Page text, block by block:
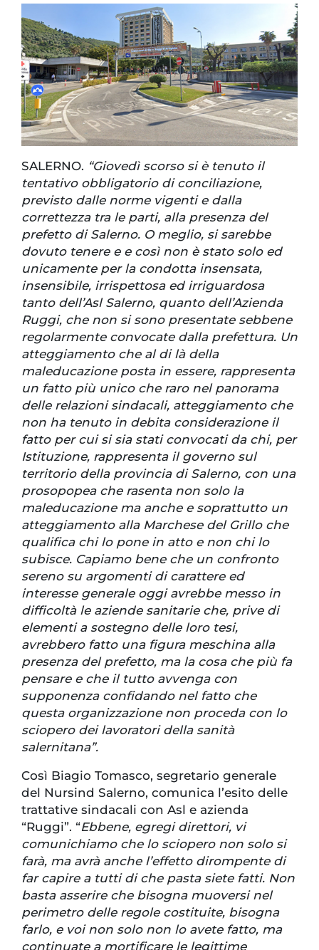
SALERNO. “Giovedì scorso si è tenuto il
tentativo obbligatorio di conciliazione,
previsto dalle norme vigenti e dalla
correttezza tra le parti, alla presenza del
prefetto di Salerno. O meglio, si sarebbe
dovuto tenere e e così non è stato solo ed
unicamente per la condotta insensata,
insensibile, irrispettosa ed irriguardosa
tanto dell’Asl Salerno, quanto dell’Azienda
Ruggi, che non si sono presentate sebbene
regolarmente convocate dalla prefettura. Un
atteggiamento che al di là della
maleducazione posta in essere, rappresenta
un fatto più unico che raro nel panorama
delle relazioni sindacali, atteggiamento che
non ha tenuto in debita considerazione il
fatto per cui si sia stati convocati da chi, per
Istituzione, rappresenta il governo sul
territorio della provincia di Salerno, con una
prosopopea che rasenta non solo la
maleducazione ma anche e soprattutto un
atteggiamento alla Marchese del Grillo che
qualifica chi lo pone in atto e non chi lo
subisce. Capiamo bene che un confronto
sereno su argomenti di carattere ed
interesse generale oggi avrebbe messo in
difficoltà le aziende sanitarie che, prive di
elementi a sostegno delle loro tesi,
avrebbero fatto una figura meschina alla
presenza del prefetto, ma la cosa che più fa
pensare e che il tutto avvenga con
supponenza confidando nel fatto che
questa organizzazione non proceda con lo
sciopero dei lavoratori della sanità
salernitana”.
Così Biagio Tomasco, segretario generale
del Nursind Salerno, comunica l’esito delle
trattative sindacali con Asl e azienda
“Ruggi”. “Ebbene, egregi direttori, vi
comunichiamo che lo sciopero non solo si
farà, ma avrà anche l’effetto dirompente di
far capire a tutti di che pasta siete fatti. Non
basta asserire che bisogna muoversi nel
perimetro delle regole costituite, bisogna
farlo, e voi non solo non lo avete fatto, ma
continuate a mortificare le legittime